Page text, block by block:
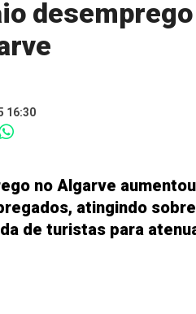
16:30
no Algarve
atingindo
de turistas para